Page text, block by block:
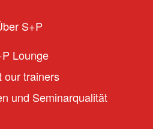
S+P
Lounge
our trainers
und Seminarqualität